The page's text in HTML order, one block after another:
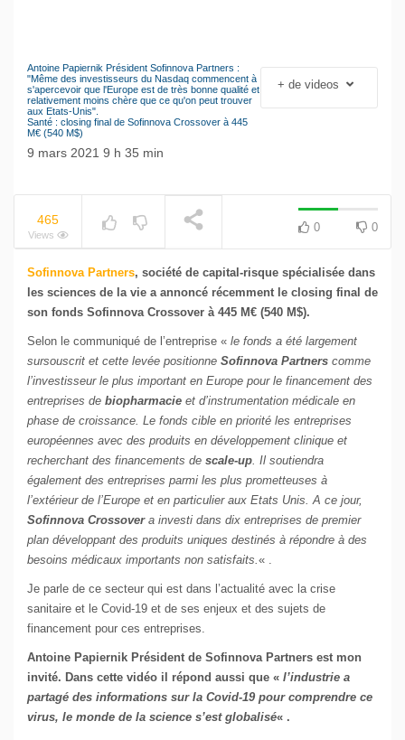
NOW PLAYING
Le séisme industriel
Volkswagen
Antoine Papiernik Président Sofinnova Partners :
"Même des investisseurs du Nasdaq commencent à
s'apercevoir que l'Europe est de très bonne qualité et
relativement moins chère que ce qu'on peut trouver
aux Etats-Unis".
Santé : closing final de Sofinnova Crossover à 445
M€ (540 M$)
9 mars 2021 9 h 35 min
+ de videos
465
Views
0 0
Sofinnova Partners, société de capital-risque spécialisée dans
les sciences de la vie a annoncé récemment le closing final de
son fonds Sofinnova Crossover à 445 M€ (540 M$).
Selon le communiqué de l’entreprise « le fonds a été largement
sursouscrit et cette levée positionne Sofinnova Partners comme
l’investisseur le plus important en Europe pour le financement des
entreprises de biopharmacie et d’instrumentation médicale en
phase de croissance. Le fonds cible en priorité les entreprises
européennes avec des produits en développement clinique et
recherchant des financements de scale-up. Il soutiendra
également des entreprises parmi les plus prometteuses à
l’extérieur de l’Europe et en particulier aux Etats Unis. A ce jour,
Sofinnova Crossovera investi dans dix entreprises de premier
plan développant des produits uniques destinés à répondre à des
besoins médicaux importants non satisfaits.« .
Je parle de ce secteur qui est dans l’actualité avec la crise
sanitaire et le Covid-19 et de ses enjeux et des sujets de
financement pour ces entreprises.
Antoine Papiernik Président de Sofinnova Partners est mon
invité. Dans cette vidéo il répond aussi que « l’industrie a
partagé des informations sur la Covid-19 pour comprendre ce
virus, le monde de la science s’est globalisé« .